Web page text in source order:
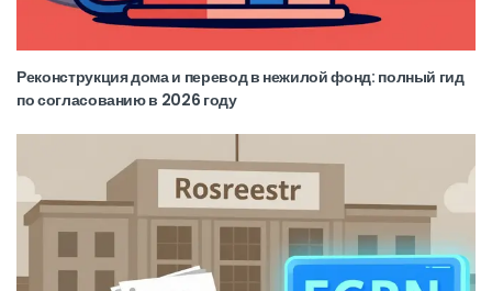
Реконструкция дома и перевод в нежилой фонд: полный гид
по согласованию в 2026 году